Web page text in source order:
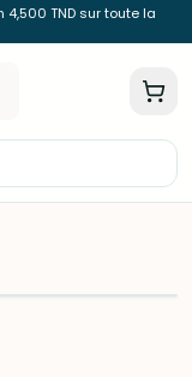
TND sur toute la